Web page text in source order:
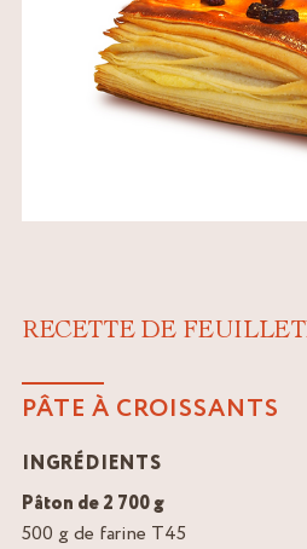
RECETTE DE
PÂTE À CROISSANTS
INGRÉDIENTS
Pâton de 2 700 g
500 g de farine T45